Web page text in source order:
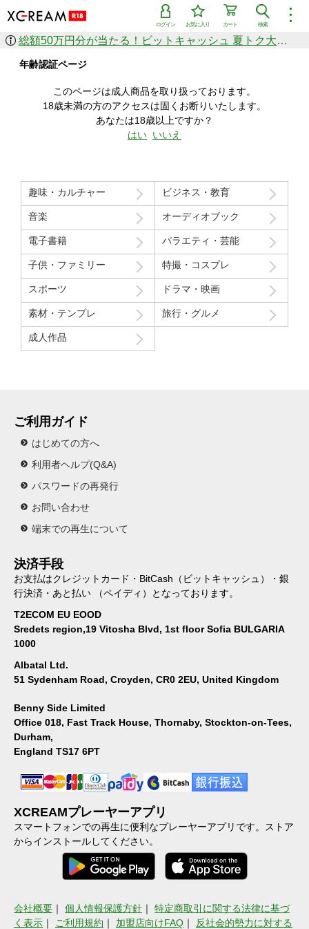
︙
検索
カート
お気に入り
ログイン
作品を探す
ジャンル
シリーズ
人気のセール中商品
新着セール中商品
すべての作品から探す
価格の安い順
価格の高い順
月間ランキング
年間ランキング
総額50万円分が当たる！ビットキャッシュ 夏トク大感謝祭
年齢認証ページ
このページは成人商品を取り扱っております。
18歳未満の方のアクセスは固くお断りいたします。
あなたは18歳以上ですか？
はい いいえ
趣味・カルチャー ビジネス・教育
音楽 オーディオブック
電子書籍 バラエティ・芸能
子供・ファミリー 特撮・コスプレ
スポーツ ドラマ・映画
素材・テンプレ 旅行・グルメ
成人作品
ご利用ガイド
はじめての方へ
利用者ヘルプ(Q&A)
パスワードの再発行
お問い合わせ
端末での再生について
決済手段
お支払はクレジットカード・BitCash（ビットキャッシュ）・銀
行決済・あと払い （ペイディ）となっております。
T2ECOM EU EOOD
Sredets region,19 Vitosha Blvd, 1st floor Sofia BULGARIA
1000
Albatal Ltd.
51 Sydenham Road, Croyden, CR0 2EU, United Kingdom
Benny Side Limited
Office 018, Fast Track House, Thornaby, Stockton-on-Tees,
Durham,
England TS17 6PT
XCREAMプレーヤーアプリ
スマートフォンでの再生に便利なプレーヤーアプリです。ストア
からインストールしてください。
会社概要 ｜ 個人情報保護方針 ｜ 特定商取引に関する法律に基づ
く表示 ｜ ご利用規約 ｜ 加盟店向けFAQ ｜ 反社会的勢力に対する